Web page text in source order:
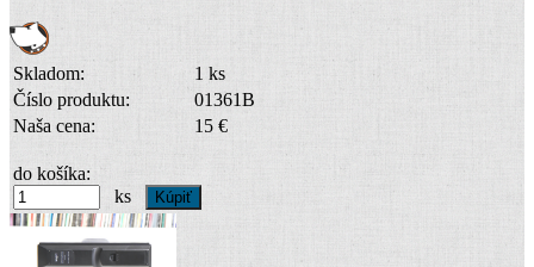
Skladom:
1 ks
Číslo produktu:
01361B
Naša cena:
15 €
do košíka:
ks